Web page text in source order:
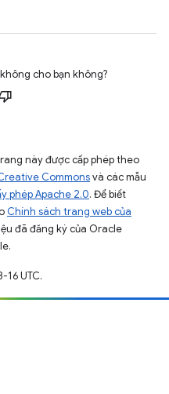
cho bạn không?
này được cấp phép theo
Commonsvà các mẫu
phép Apache 2.0. Để biết
Chính sách trang web của
đã đăng ký của Oracle
UTC.